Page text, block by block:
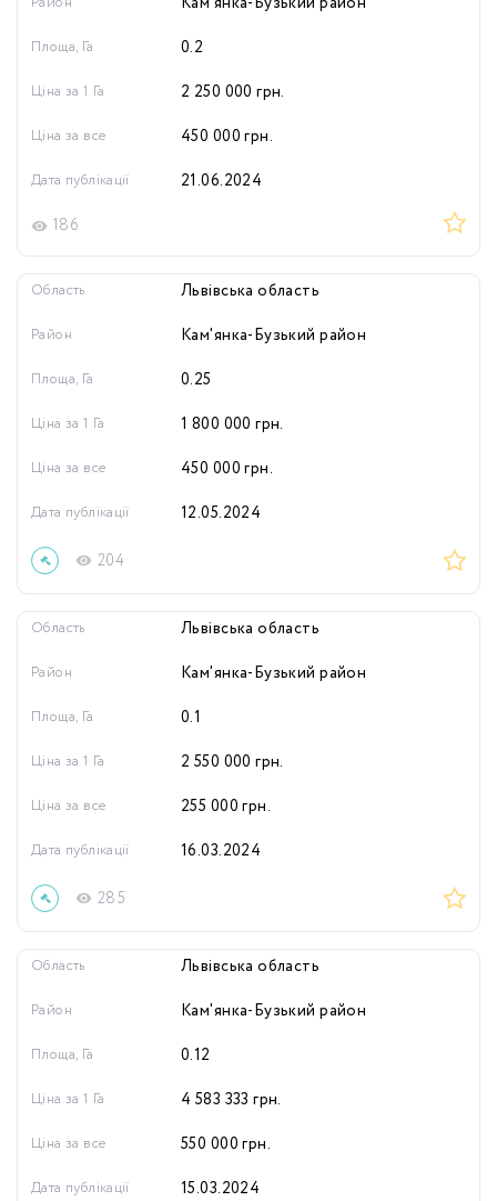
Площа, Га 0.2
Ціна за 1 Га 2 250 000 грн.
Ціна за все 450 000 грн.
186
Дата публікації 21.06.2024
Область Львівська область
Район Кам'янка-Бузький район
Площа, Га 0.25
Ціна за 1 Га 1 800 000 грн.
Ціна за все 450 000 грн.
204
Дата публікації 12.05.2024
Область Львівська область
Район Кам'янка-Бузький район
Площа, Га 0.1
Ціна за 1 Га 2 550 000 грн.
Ціна за все 255 000 грн.
285
Дата публікації 16.03.2024
Область Львівська область
Район Кам'янка-Бузький район
Площа, Га 0.12
Ціна за 1 Га 4 583 333 грн.
Ціна за все 550 000 грн.
Дата публікації 15.03.2024